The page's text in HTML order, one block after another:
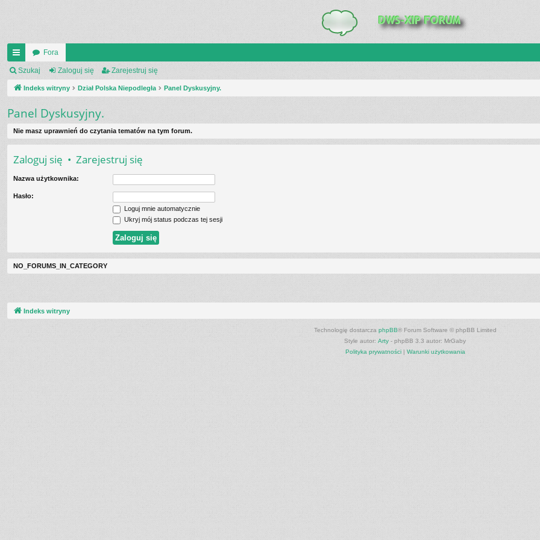
UI
C
_L
IN
K
S
Fora
Szukaj Zaloguj się Zarejestruj się
Indeks witryny Dział Polska Niepodległa Panel Dyskusyjny.
Panel Dyskusyjny.
Nie masz uprawnień do czytania tematów na tym forum.
Zaloguj się • Zarejestruj się
Nazwa użytkownika:
Hasło:
Loguj mnie automatycznie
Ukryj mój status podczas tej sesji
NO_FORUMS_IN_CATEGORY
Indeks witryny
Technologię dostarcza phpBB® Forum Software © phpBB Limited
Style autor: Arty - phpBB 3.3 autor: MrGaby
Polityka prywatności| Warunki użytkowania